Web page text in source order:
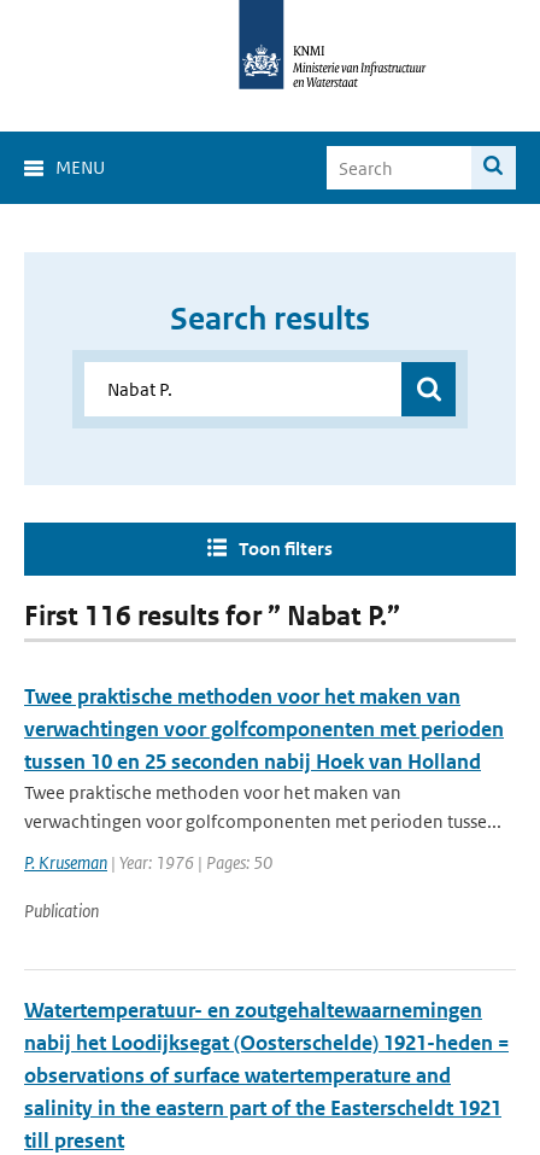
MENU
Search results
Toon filters
First 116 results for ” Nabat P.”
Twee praktische methoden voor het maken van
verwachtingen voor golfcomponenten met perioden
tussen 10 en 25 seconden nabij Hoek van Holland
Twee praktische methoden voor het maken van
verwachtingen voor golfcomponenten met perioden tusse...
P. Kruseman | Year: 1976 | Pages: 50
Publication
Watertemperatuur- en zoutgehaltewaarnemingen
nabij het Loodijksegat (Oosterschelde) 1921-heden =
observations of surface watertemperature and
salinity in the eastern part of the Easterscheldt 1921
till present